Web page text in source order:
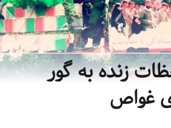
زنده به گور
غواص